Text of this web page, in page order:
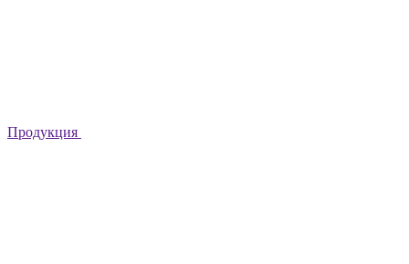
Продукция